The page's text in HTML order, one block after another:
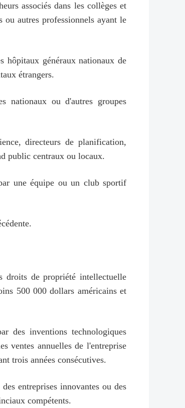
associés dans les collèges et
ou autres professionnels ayant le
hôpitaux généraux nationaux de
étrangers.
nationaux ou d'autres groupes
directeurs de planification,
public centraux ou locaux.
une équipe ou un club sportif
droits de propriété intellectuelle
500 000 dollars américains et
des inventions technologiques
ventes annuelles de l'entreprise
trois années consécutives.
entreprises innovantes ou des
compétents.